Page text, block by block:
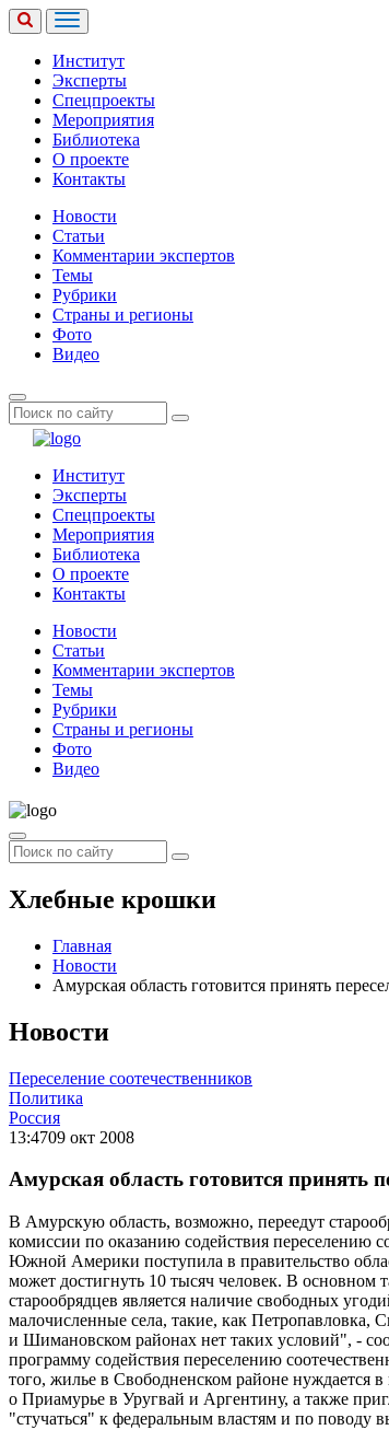
Институт
Эксперты
Спецпроекты
Мероприятия
Библиотека
О проекте
Контакты
Новости
Статьи
Комментарии экспертов
Темы
Рубрики
Страны и регионы
Фото
Видео
Институт
Эксперты
Спецпроекты
Мероприятия
Библиотека
О проекте
Контакты
Новости
Статьи
Комментарии экспертов
Темы
Рубрики
Страны и регионы
Фото
Видео
Хлебные крошки
Главная
Новости
Амурская область готовится принять
Новости
Переселение соотечественников
Политика
Россия
13:4709 окт 2008
Амурская область готовится принять
В Амурскую область, возможно, переедут
комиссии по оказанию содействия переселению
Южной Америки поступила в правительство
может достигнуть 10 тысяч человек. В основном
старообрядцев является наличие свободных
малочисленные села, такие, как Петропавловка,
и Шимановском районах нет таких условий", -
программу содействия переселению
того, жилье в Свободненском районе нуждается
о Приамурье в Уругвай и Аргентину, а также
"стучаться" к федеральным властям и по поводу